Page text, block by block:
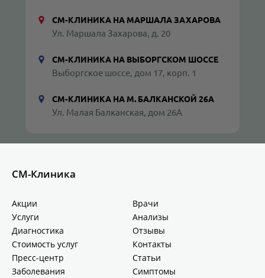
СМ-КЛИНИКА НА МАРШАЛА ЗАХАРОВА
Ул. Маршала Захарова, д. 20
СМ-КЛИНИКА НА ВЫБОРГСКОМ ШОССЕ
Выборгское шоссе, дом 17, корп. 1
СМ-КЛИНИКА НА М. БАЛКАНСКОЙ 26А
Ул. Малая Балканская, дом 26А
СМ-Клиника
Акции
Врачи
Услуги
Анализы
Диагностика
Отзывы
Стоимость услуг
Контакты
Пресс-центр
Статьи
Заболевания
Симптомы